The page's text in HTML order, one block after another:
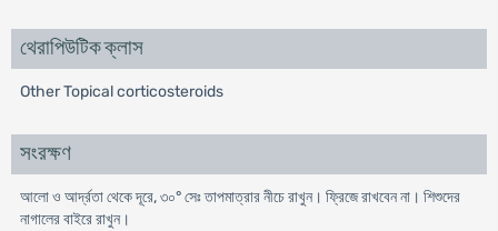
থেরাপিউটিক ক্লাস
Other Topical corticosteroids
সংরক্ষণ
আলো ও আর্দ্রতা থেকে দূরে, ৩০° সেঃ তাপমাত্রার নীচে রাখুন। ফ্রিজে রাখবেন না। শিশুদের
নাগালের বাইরে রাখুন।